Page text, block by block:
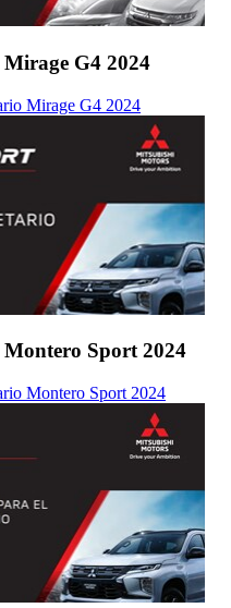
G4 2024
Mirage G4 2024
Sport 2024
Montero Sport 2024